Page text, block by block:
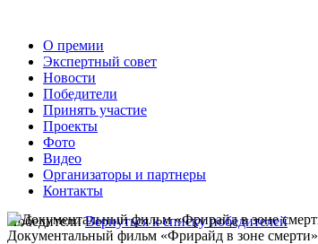
О премии
Экспертный совет
Новости
Победители
Принять участие
Проекты
Фото
Видео
Организаторы и партнеры
Контакты
ПобедителиВернуться к списку победителей
Документальный фильм «Фрирайд в зоне смерти»